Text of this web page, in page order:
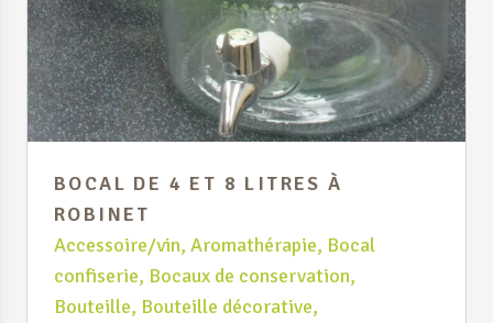
BOCAL DE 4 ET 8 LITRES À
ROBINET
Accessoire/vin, Aromathérapie, Bocal
confiserie, Bocaux de conservation,
Bouteille, Bouteille décorative,